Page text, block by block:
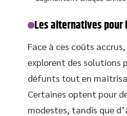
Les alternatives pour
Face à ces coûts
explorent des solutions
défunts tout en
Certaines optent pour
modestes, tandis que